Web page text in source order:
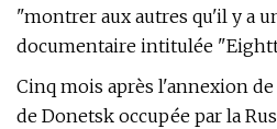
"montrer aux autres qu'il y a
documentaire intitulée
Cinq mois après l'annexion
de Donetsk occupée par la